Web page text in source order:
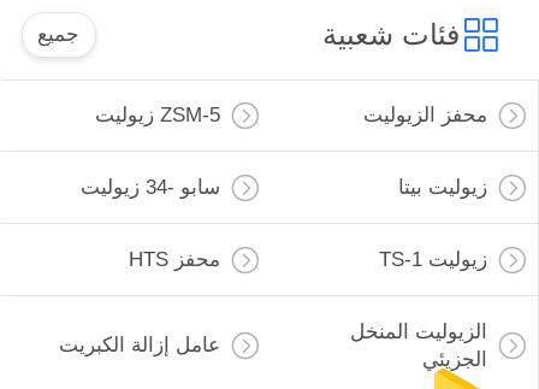
فئات شعبية جميع
محفز الزيوليت ZSM-5 زيوليت
زيوليت بيتا سابو -34 زيوليت
زيوليت TS-1 محفز HTS
الزيوليت المنخل
الجزيئي
عامل إزالة الكبريت